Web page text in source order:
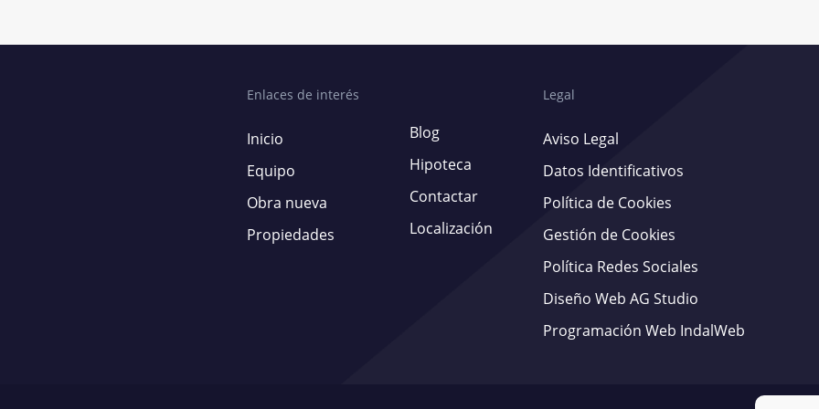
Enlaces de interés
Inicio
Equipo
Obra nueva
Propiedades
Blog
Hipoteca
Contactar
Localización
Legal
Aviso Legal
Datos Identificativos
Política de Cookies
Gestión de Cookies
Política Redes Sociales
Diseño Web AG Studio
Programación Web IndalWeb